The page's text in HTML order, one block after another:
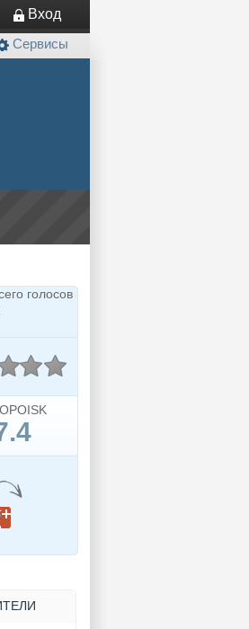
Сервисы
Вход
голосов